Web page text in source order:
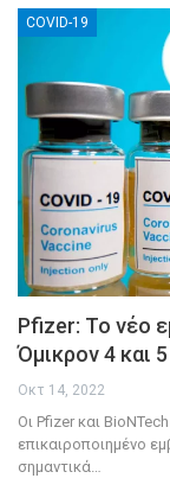
COVID-19
Pfizer: Το νέο
Όμικρον 4 και 5
Οκτ 14, 2022
Οι Pfizer και
επικαιροποιημένο
σημαντικά